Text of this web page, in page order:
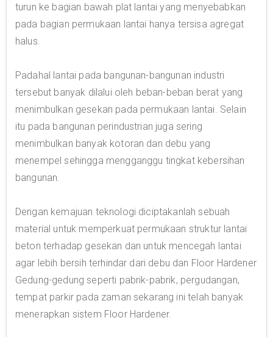
turun ke bagian bawah plat lantai yang menyebabkan
pada bagian permukaan lantai hanya tersisa agregat
halus.
Padahal lantai pada bangunan-bangunan industri
tersebut banyak dilalui oleh beban-beban berat yang
menimbulkan gesekan pada permukaan lantai. Selain
itu pada bangunan perindustrian juga sering
menimbulkan banyak kotoran dan debu yang
menempel sehingga mengganggu tingkat kebersihan
bangunan.
Dengan kemajuan teknologi diciptakanlah sebuah
material untuk memperkuat permukaan struktur lantai
beton terhadap gesekan dan untuk mencegah lantai
agar lebih bersih terhindar dari debu dan Floor Hardener
Gedung-gedung seperti pabrik-pabrik, pergudangan,
tempat parkir pada zaman sekarang ini telah banyak
menerapkan sistem Floor Hardener.